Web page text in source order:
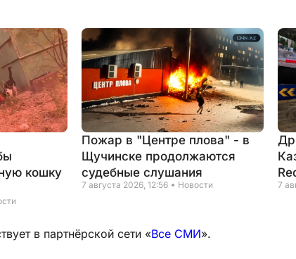
кошку
Пожар в "Центре плова" - в
Щучинске продолжаются
судебные слушания
7 августа 2026, 12:56 Новости 7
в партнёрской сети «Все СМИ».